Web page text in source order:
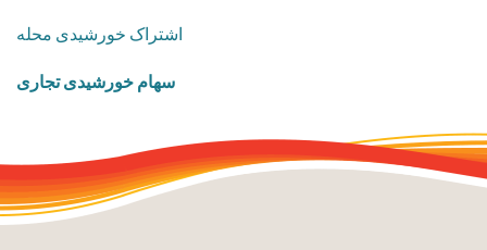
اشتراک خورشیدی محله
سهام خورشیدی تجاری